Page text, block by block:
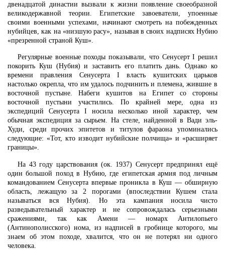
двенадцатой династии вызвали к жизни появление своеобразной
великодержавной теории. Египетские завоеватели, упоенные
своими военными успехами, начинают смотреть на побежденных
нубийцев, как на «низшую расу», называя в своих надписях Нубию
«презренной страной Куш».
Регулярные военные походы показывали, что Сенусерт I решил
покорить Куш (Нубия) и заставить его платить дань. Однако ко
времени правления Сенусерта I власть кушитских царьков
настолько окрепла, что им удалось подчинить и племена, жившие в
восточной пустыне. Набеги кушитов на Египет со стороны
восточной пустыни участились. По крайней мере, одна из
экспедиций Сенусерта I носила несколько иной характер, чем
обычная экспедиция за сырьем. На стеле, найденной в Вади эль-
Худи, среди прочих эпитетов и титулов фараона упоминались
следующие: «Тот, кто изводит нубийские полчища» и «расширяет
границы».
На 43 году царствования (ок. 1937) Сенусерт предпринял ещё
один большой поход в Нубию, где египетская армия под личным
командованием Сенусерта впервые проникла в Куш — обширную
область, лежащую за 2 порогами (впоследствии Кушем стала
называться вся Нубия). Но эта кампания носила чисто
разведывательный характер и не сопровождалась серьезными
сражениями, так как Амени — номарх Антилопьего
(Антинополисского) нома, из надписей в гробнице которого, мы
знаем об этом походе, хвалится, что он не потерял ни одного
человека.